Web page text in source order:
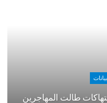
طالت المهاجرين